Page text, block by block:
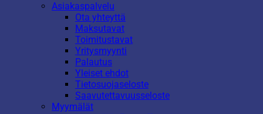
Asiakaspalvelu
Ota yhteyttä
Maksutavat
Toimitustavat
Yritysmyynti
Palautus
Yleiset ehdot
Tietosuojaseloste
Saavutettavuusseloste
Myymälät